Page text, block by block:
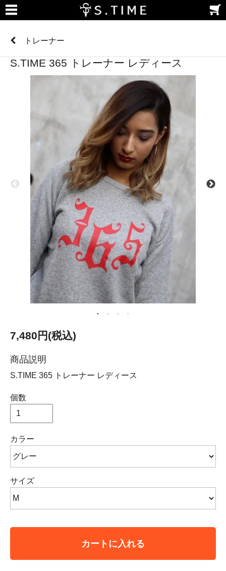
トレーナー
S.TIME 365 トレーナー レディース
7,480円(税込)
商品説明
S.TIME 365 トレーナー レディース
個数
カラー
サイズ
カートに入れる